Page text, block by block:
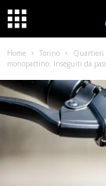
Home Torino Quartieri
monopattino. Inseguiti da